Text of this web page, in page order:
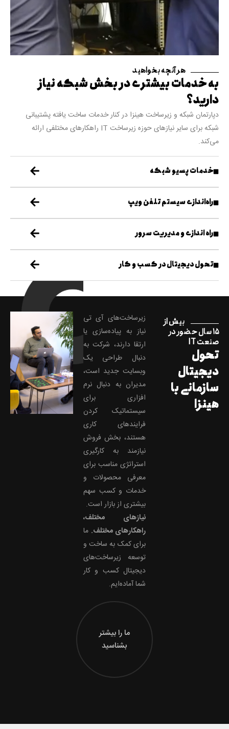
هر آنچه بخواهید
به خدمات بیشتری در بخش شبکه نیاز
دارید؟
دپارتمان شبکه و زیرساخت هینزا در کنار خدمات ساخت یافته پشتیبانی
شبکه برای سایر نیازهای حوزه زیرساخت IT راهکارهای مختلفی ارائه
می‌کند.
خدمات پسیو شبکه
راه‌اندازی سیستم تلفن ویپ
راه اندازی و مدیریت سرور
تحول دیجیتال در کسب و کار
بیش از
۱۵ سال حضور در
صنعت IT
تحول
دیجیتال
سازمانی با
هینزا
زیرساخت‌های آی تی
نیاز به پیاده‌سازی یا
ارتقا دارند، شرکت به
دنبال طراحی یک
وبسایت جدید است،
مدیران به دنبال نرم
افزاری برای
سیستماتیک کردن
فرایند‌های کاری
هستند، بخش فروش
نیازمند به کارگیری
استراتژی مناسب برای
معرفی محصولات و
خدمات و کسب سهم
بیشتری از بازار است.
نیازهای مختلف،
راهکارهای مختلف. ما
برای کمک به ساخت و
توسعه زیرساخت‌های
دیجیتال کسب و کار
شما آماده‌ایم.
ما را بیشتر
بشناسید